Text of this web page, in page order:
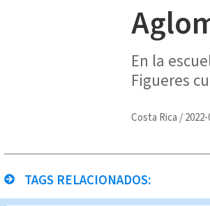
En la
Figueres
Costa Rica /
TAGS RELACIONADOS: